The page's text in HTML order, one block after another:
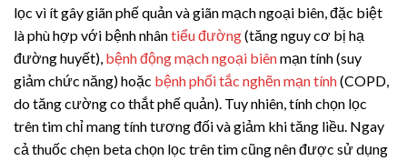
lọc vì ít gây giãn phế quản và giãn mạch ngoại biên, đặc biệt
là phù hợp với bệnh nhântiểu đường(tăng nguy cơ bị hạ
đường huyết), bệnh động mạch ngoại biênmạn tính (suy
giảm chức năng) hoặc bệnh phổi tắc nghẽn mạn tính(COPD,
do tăng cường co thắt phế quản). Tuy nhiên, tính chọn lọc
trên tim chỉ mang tính tương đối và giảm khi tăng liều. Ngay
cả thuốc chẹn beta chọn lọc trên tim cũng nên được sử dụng